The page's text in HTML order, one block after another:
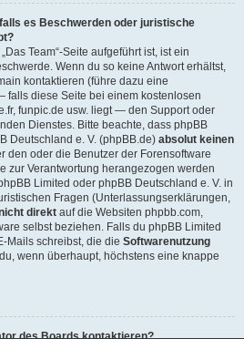
es Beschwerden oder juristische
Team“-Seite aufgeführt ist, ist ein
Wenn du so keine Antwort erhältst,
kontaktieren (führe dazu eine
falls diese Seite bei einem kostenlosen
funpic.de usw. liegt — den Support oder
Dienstes. Bitte beachte, dass phpBB
Deutschland e. V. (phpBB.de) absolut keinen
den oder die Benutzer der Forensoftware
zur Verantwortung herangezogen werden
Limited oder phpBB Deutschland e. V. in
Fragen (Unterlassungserklärungen,
direkt auf die Websiten phpbb.com,
selbst beziehen. Falls du phpBB Limited
Mails schreibst, die die Softwarenutzung
wenn überhaupt, höchstens eine knappe
des Boards kontaktieren?